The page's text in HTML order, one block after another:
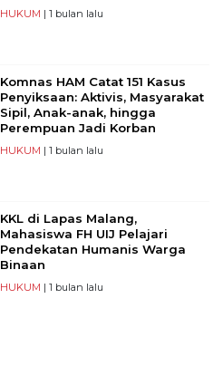
HUKUM | 1 bulan lalu
Komnas HAM Catat 151 Kasus
Penyiksaan: Aktivis, Masyarakat
Sipil, Anak-anak, hingga
Perempuan Jadi Korban
HUKUM | 1 bulan lalu
KKL di Lapas Malang,
Mahasiswa FH UIJ Pelajari
Pendekatan Humanis Warga
Binaan
HUKUM | 1 bulan lalu